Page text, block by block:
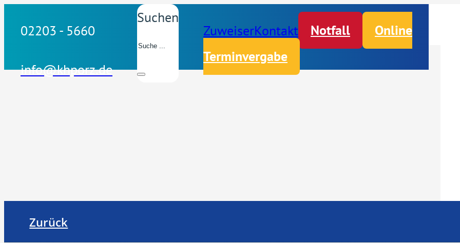
02203 - 5660
info@khporz.de
Suchen
ZuweiserKontakt Notfall
Online
Terminvergabe
Zurück